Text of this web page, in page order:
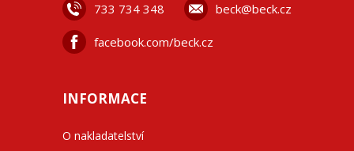
733 734 348 beck@beck.cz
facebook.com/beck.cz
INFORMACE
O nakladatelství